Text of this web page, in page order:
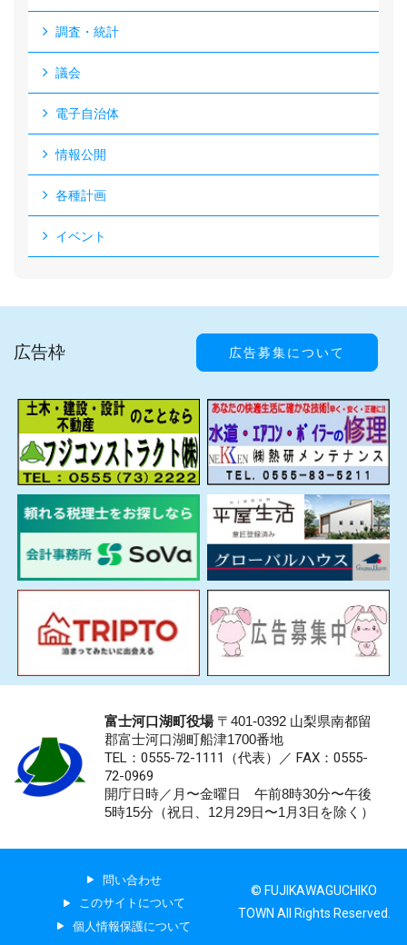
調査・統計
議会
電子自治体
情報公開
各種計画
イベント
広告枠 広告募集について
富士河口湖町役場〒401-0392 山梨県南都留
郡富士河口湖町船津1700番地
TEL：0555-72-1111 （代表）／ FAX：0555-
72-0969
開庁日時／月〜金曜日 午前8時30分〜午後
5時15分（祝日、12月29日〜1月3日を除く）
問い合わせ
このサイトについて
個人情報保護について
© FUJIKAWAGUCHIKO
TOWN All Rights Reserved.